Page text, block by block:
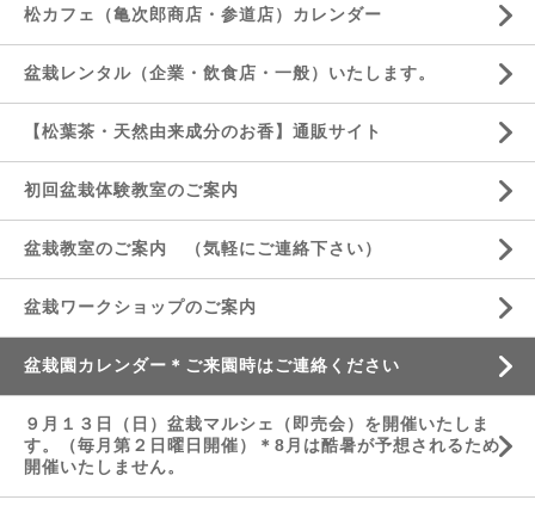
松カフェ（亀次郎商店・参道店）カレンダー
盆栽レンタル（企業・飲食店・一般）いたします。
【松葉茶・天然由来成分のお香】通販サイト
初回盆栽体験教室のご案内
盆栽教室のご案内 （気軽にご連絡下さい）
盆栽ワークショップのご案内
盆栽園カレンダー＊ご来園時はご連絡ください
９月１３日（日）盆栽マルシェ（即売会）を開催いたしま
す。（毎月第２日曜日開催）＊8月は酷暑が予想されるため
開催いたしません。